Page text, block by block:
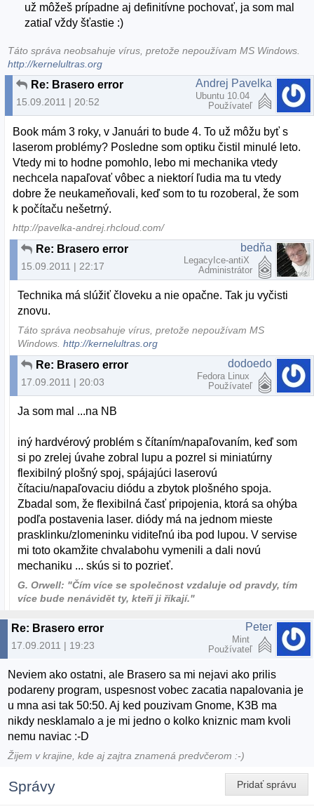
už môžeš prípadne aj definitívne pochovať, ja som mal
zatiaľ vždy šťastie :)
Táto správa neobsahuje vírus, pretože nepoužívam MS Windows.
http://kernelultras.org
Re: Brasero error
15.09.2011 | 20:52
Andrej Pavelka
Ubuntu 10.04
Používateľ
Book mám 3 roky, v Januári to bude 4. To už môžu byť s
laserom problémy? Posledne som optiku čistil minulé leto.
Vtedy mi to hodne pomohlo, lebo mi mechanika vtedy
nechcela napaľovať vôbec a niektorí ľudia ma tu vtedy
dobre že neukameňovali, keď som to tu rozoberal, že som
k počítaču nešetrný.
http://pavelka-andrej.rhcloud.com/
Re: Brasero error
15.09.2011 | 22:17
bedňa
LegacyIce-antiX
Administrátor
Technika má slúžiť človeku a nie opačne. Tak ju vyčisti
znovu.
Táto správa neobsahuje vírus, pretože nepoužívam MS
Windows.http://kernelultras.org
Re: Brasero error
17.09.2011 | 20:03
dodoedo
Fedora Linux
Používateľ
Ja som mal ...na NB
iný hardvérový problém s čítaním/napaľovaním, keď som
si po zrelej úvahe zobral lupu a pozrel si miniatúrny
flexibilný plošný spoj, spájajúci laserovú
čítaciu/napaľovaciu diódu a zbytok plošného spoja.
Zbadal som, že flexibilná časť pripojenia, ktorá sa ohýba
podľa postavenia laser. diódy má na jednom mieste
prasklinku/zlomeninku viditeľnú iba pod lupou. V servise
mi toto okamžite chvalabohu vymenili a dali novú
mechaniku ... skús si to pozrieť.
G. Orwell: "Čím více se společnost vzdaluje od pravdy, tím
více bude nenávidět ty, kteří ji říkají."
Re: Brasero error
17.09.2011 | 19:23
Peter
Mint
Používateľ
Neviem ako ostatni, ale Brasero sa mi nejavi ako prilis
podareny program, uspesnost vobec zacatia napalovania je
u mna asi tak 50:50. Aj ked pouzivam Gnome, K3B ma
nikdy nesklamalo a je mi jedno o kolko kniznic mam kvoli
nemu naviac :-D
Žijem v krajine, kde aj zajtra znamená predvčerom :-)
Pridať správu
Správy